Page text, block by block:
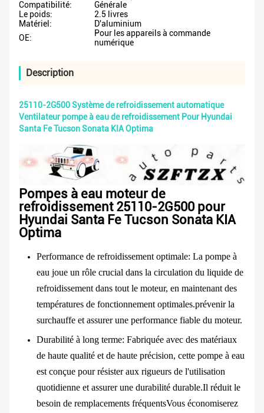
Compatibilité:
Générale
Le poids:
2.5 livres
Matériel:
D'aluminium
OE:
Pour les appareils à commande
numérique
Description
25110-2G500 Système de refroidissement automatique
Ventilateur pompe à eau de refroidissement Pour Hyundai
Santa Fe Tucson Sonata KIA Optima
Pompes à eau moteur de
refroidissement 25110-2G500 pour
Hyundai Santa Fe Tucson Sonata KIA
Optima
Performance de refroidissement optimale: La pompe à
eau joue un rôle crucial dans la circulation du liquide de
refroidissement dans tout le moteur, en maintenant des
températures de fonctionnement optimales.prévenir la
surchauffe et assurer une performance fiable du moteur.
Durabilité à long terme: Fabriquée avec des matériaux
de haute qualité et de haute précision, cette pompe à eau
est conçue pour résister aux rigueurs de l'utilisation
quotidienne et assurer une durabilité durable.Il réduit le
besoin de remplacements fréquentsVous économiserez